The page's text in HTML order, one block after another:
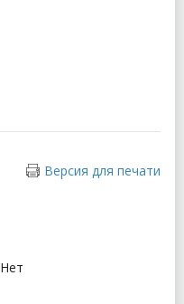
Версия для печати
Нет